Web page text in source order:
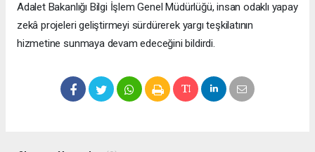
Adalet Bakanlığı Bilgi İşlem Genel Müdürlüğü, insan odaklı yapay
zekâ projeleri geliştirmeyi sürdürerek yargı teşkilatının
hizmetine sunmaya devam edeceğini bildirdi.